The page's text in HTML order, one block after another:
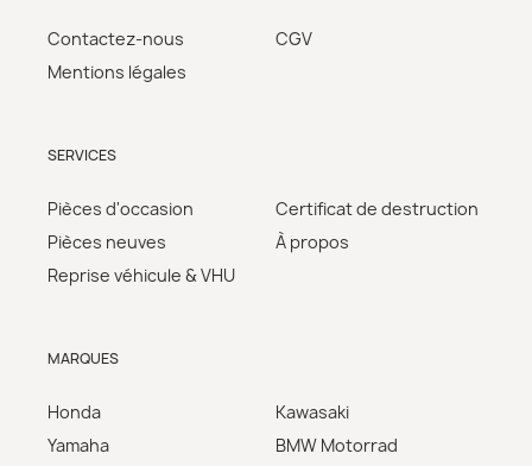
Contactez-nous
Mentions légales
CGV
SERVICES
Pièces d'occasion
Pièces neuves
Reprise véhicule & VHU
Certificat de destruction
À propos
MARQUES
Honda
Yamaha
Kawasaki
BMW Motorrad